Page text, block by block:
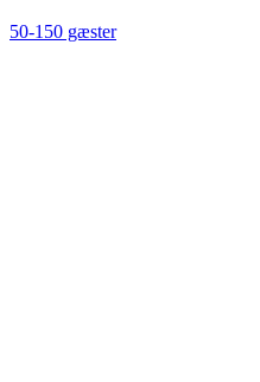
50-150 gæster